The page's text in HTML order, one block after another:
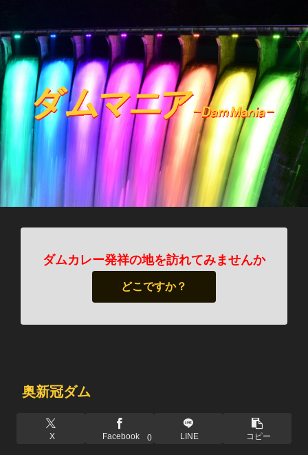
ダムカレー発祥の地を訪れてみませんか
どこですか？
奥新冠ダム
X Facebook 0 LINE コピー